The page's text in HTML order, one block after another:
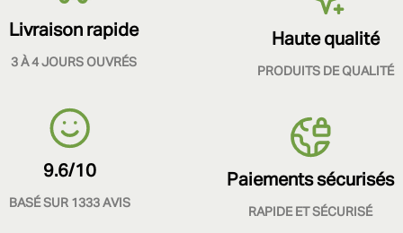
Livraison rapide
3 À 4 JOURS OUVRÉS
Haute qualité
PRODUITS DE QUALITÉ
9.6/10
BASÉ SUR 1333 AVIS
Paiements sécurisés
RAPIDE ET SÉCURISÉ